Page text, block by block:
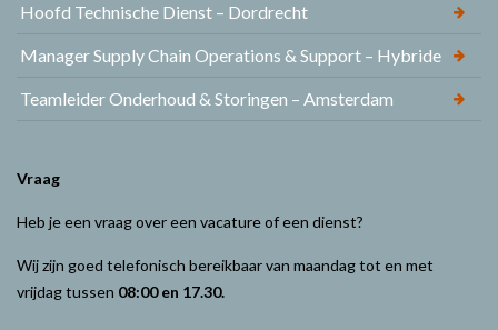
Hoofd Technische Dienst – Dordrecht
Manager Supply Chain Operations & Support – Hybride
Teamleider Onderhoud & Storingen – Amsterdam
Vraag
Heb je een vraag over een vacature of een dienst?
Wij zijn goed telefonisch bereikbaar van maandag tot en met
vrijdag tussen 08:00 en 17.30.